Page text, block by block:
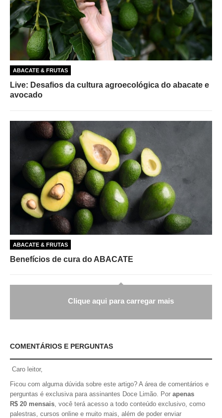
ABACATE & FRUTAS
Live: Desafios da cultura agroecológica do abacate e
avocado
ABACATE & FRUTAS
Benefícios de cura do ABACATE
Clique aqui para carregar mais
COMENTÁRIOS E PERGUNTAS
Caro leitor,
Ficou com alguma dúvida sobre este artigo? A área de comentários e
perguntas é exclusiva para assinantes Doce Limão. Por apenas
R$ 20 mensais, você terá acesso a todo conteúdo exclusivo, como
palestras, cursos online e muito mais, além de poder enviar